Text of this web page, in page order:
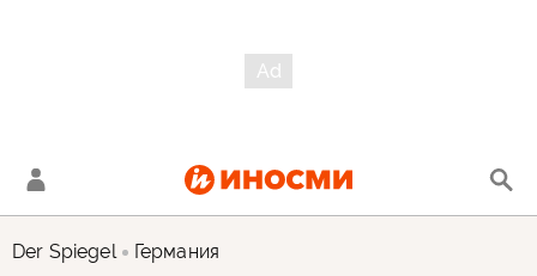
Der Spiegel Германия